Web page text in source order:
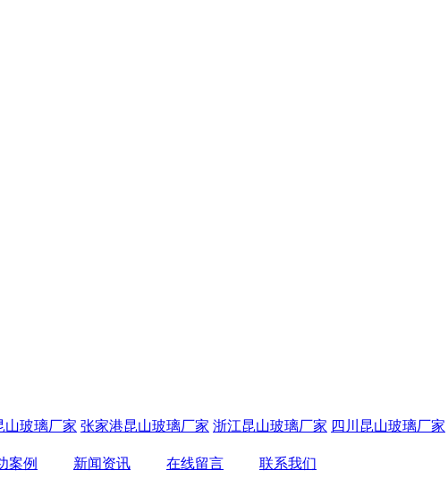
山玻璃厂家 张家港昆山玻璃厂家 浙江昆山玻璃厂家 四川昆山玻璃厂家
案例 新闻资讯 在线留言 联系我们